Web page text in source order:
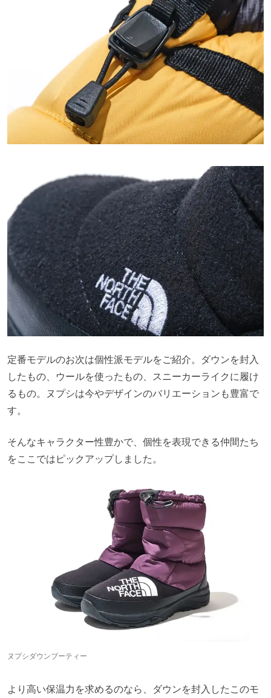
定番モデルのお次は個性派モデルをご紹介。ダウンを封入
したもの、ウールを使ったもの、スニーカーライクに履け
るもの。ヌプシは今やデザインのバリエーションも豊富で
す。
そんなキャラクター性豊かで、個性を表現できる仲間たち
をここではピックアップしました。
ヌプシダウンブーティー
より高い保温力を求めるのなら、ダウンを封入したこのモ